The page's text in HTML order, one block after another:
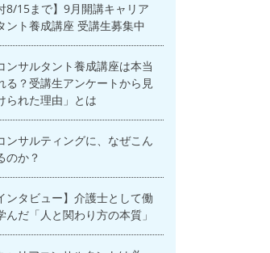
8/15まで】9月開講キャリア
ント養成講座 受講生募集中
ンサルタント養成講座は本当
る？受講生アンケートから見
られた理由」とは
ンサルティングに、なぜこん
のか？
ンタビュー】介護士として働
んだ「人と関わり方の本質」